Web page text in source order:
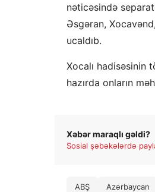
nəticəsində
Əsgəran,
ucaldıb.
Xocalı hadisəsinin
hazırda onların
Xəbər maraqlı gəldi?
Sosial şəbəkələrdə
ABŞ Azərbaycan